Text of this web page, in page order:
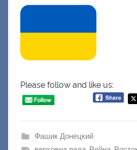
Please follow and like us:
Фашик Донецкий